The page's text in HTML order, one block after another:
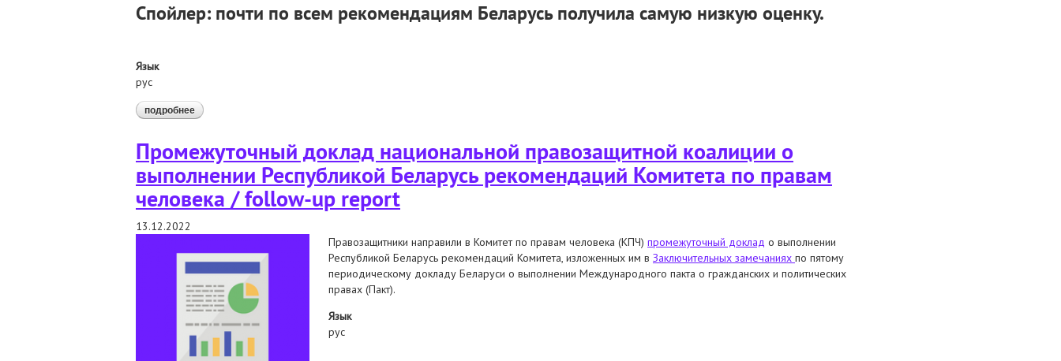
Спойлер: почти по всем рекомендациям Беларусь получила самую низкую оценку.
Язык
рус
подробнее о комитет по правам человека дал оценку осуществлению рекомендаций в отношении последующей деятельности (процедура follow-up)
Промежуточный доклад национальной правозащитной коалиции о
выполнении Республикой Беларусь рекомендаций Комитета по правам
человека / follow-up report
13.12.2022
Правозащитники направили в Комитет по правам человека (КПЧ) промежуточный доклад о выполнении
Республикой Беларусь рекомендаций Комитета, изложенных им в Заключительных замечаниях по пятому
периодическому докладу Беларуси о выполнении Международного пакта о гражданских и политических
правах (Пакт).
Язык
рус